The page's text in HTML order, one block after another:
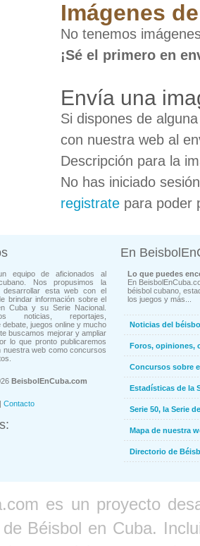
Imágenes
No tenemos
¡Sé el primero en
Envía una
Si dispones de
con nuestra web al
Descripción para la
No has iniciado
registrate para poder
equipo de aficionados al
Nos propusimos la
desarrollar esta web con el
brindar información sobre el
Cuba y su Serie Nacional.
noticias, reportajes,
juegos online y mucho
buscamos mejorar y ampliar
lo que pronto publicaremos
web como concursos
BeisbolEnCuba.com
| Contacto
En
Lo que puedes
En
béisbol cubano,
los juegos y más...
Noticias del
Foros, opiniones,
Concursos sobre
Estadísticas de la
Serie 50, la Serie
Mapa de nuestra
Directorio de
es un proyecto
Béisbol en Cuba.